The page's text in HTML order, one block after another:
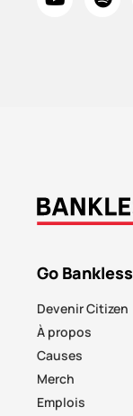
Go Bankless
Devenir Citizen
À propos
Causes
Merch
Emplois